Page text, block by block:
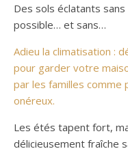
Des sols éclatants sans
possible… et sans…
Adieu la climatisation :
pour garder votre
par les familles comme
onéreux.
Les étés tapent fort,
délicieusement fraîche